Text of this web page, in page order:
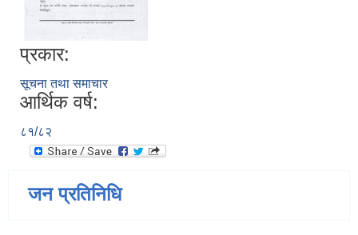
प्रकार:
सूचना तथा समाचार
आर्थिक वर्ष:
८१/८२
जन प्रतिनिधि